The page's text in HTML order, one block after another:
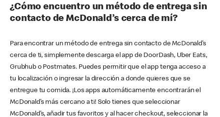
¿Cómo encuentro un método de entrega sin
contacto de McDonald’s cerca de mí?
Para encontrar un método de entrega sin contacto de McDonald’s
cerca de ti, simplemente descarga el app de DoorDash, Uber Eats,
Grubhub o Postmates. Puedes permitir que el app tenga acceso a
tu localización o ingresar la dirección a donde quieres que se
entregue tu comida. ¡Los apps automáticamente encontrarán el
McDonald’s más cercano a ti! Solo tienes que seleccionar
McDonald’s, añadir tus favoritos y al hacer checkout, seleccionar la